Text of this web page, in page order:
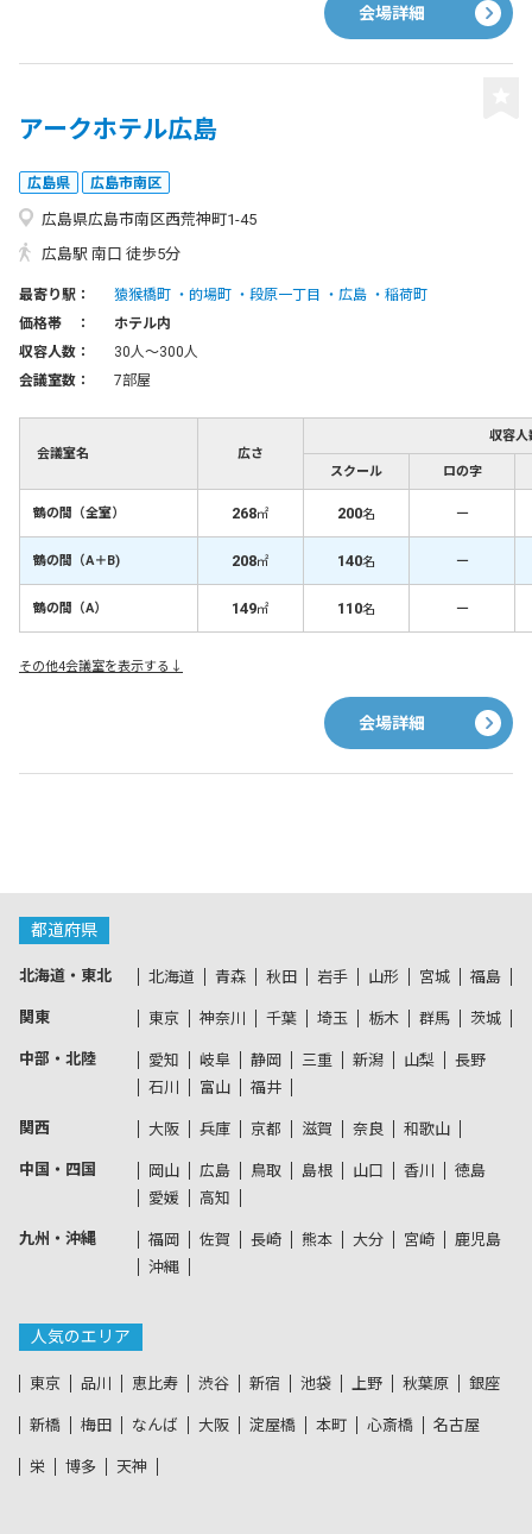
会場詳細
アークホテル広島
広島県 広島市南区
広島県広島市南区西荒神町1-45
広島駅 南口 徒歩5分
最寄り駅： 猿猴橋町 的場町 段原一丁目 広島
稲荷町
価格帯 ：
ホテル内
収容人数：
30人〜300人
会議室数：
7部屋
会議室名 広さ
収容人
スクール ロの字
鶴の間（全室） 268㎡ 200名 －
鶴の間（A＋B) 208㎡ 140名 －
鶴の間（A） 149㎡ 110名 －
その他4会議室を表示する↓
会場詳細
都道府県
北海道・東北 北海道 青森 秋田 岩手 山形 宮城 福島
関東 東京 神奈川 千葉 埼玉 栃木 群馬 茨城
中部・北陸 愛知 岐阜 静岡 三重 新潟 山梨
長野
石川
富山 福井
関西 大阪 兵庫 京都 滋賀 奈良 和歌山
中国・四国 岡山 広島 鳥取 島根 山口 香川
徳島
愛媛
高知
九州・沖縄 福岡 佐賀 長崎 熊本 大分 宮崎
鹿児島
沖縄
人気のエリア
東京 品川 恵比寿 渋谷 新宿 池袋 上野 秋葉原 銀座
新橋 梅田 なんば 大阪 淀屋橋 本町 心斎橋 名古屋
栄 博多 天神